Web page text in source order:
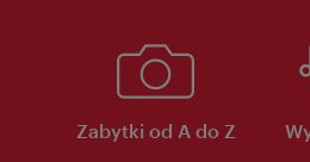
Zabytki od A do Z